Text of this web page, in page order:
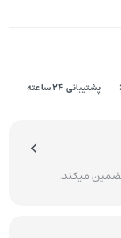
پشتیبانی 24 ساعته
تضمین میکند.